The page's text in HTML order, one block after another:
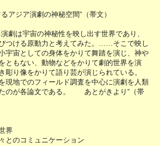
アジア演劇の神秘空間”（帯文）
劇は宇宙の神秘性を映し出す世界であり、
つける原動力と考えてみた。……そこで映し
宇宙としての身体をかりて舞踏を演じ、神や
ともない、動物などをかりて劇的世界を演
彫り像をかりて語り芸が演じられている。
現地でのフィールド調査を中心に演劇を人類
のが各論文である。 あとがきより”（帯
界
のコミュニケーション